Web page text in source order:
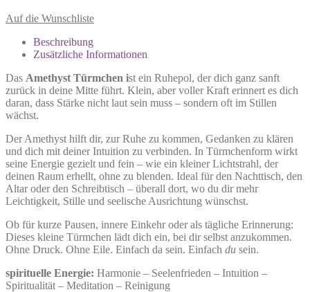
Auf die Wunschliste
Beschreibung
Zusätzliche Informationen
Das Amethyst Türmchen ist ein Ruhepol, der dich ganz sanft
zurück in deine Mitte führt. Klein, aber voller Kraft erinnert es dich
daran, dass Stärke nicht laut sein muss – sondern oft im Stillen
wächst.
Der Amethyst hilft dir, zur Ruhe zu kommen, Gedanken zu klären
und dich mit deiner Intuition zu verbinden. In Türmchenform wirkt
seine Energie gezielt und fein – wie ein kleiner Lichtstrahl, der
deinen Raum erhellt, ohne zu blenden. Ideal für den Nachttisch, den
Altar oder den Schreibtisch – überall dort, wo du dir mehr
Leichtigkeit, Stille und seelische Ausrichtung wünschst.
Ob für kurze Pausen, innere Einkehr oder als tägliche Erinnerung:
Dieses kleine Türmchen lädt dich ein, bei dir selbst anzukommen.
Ohne Druck. Ohne Eile. Einfach da sein. Einfach du sein.
spirituelle Energie: Harmonie – Seelenfrieden – Intuition –
Spiritualität – Meditation – Reinigung